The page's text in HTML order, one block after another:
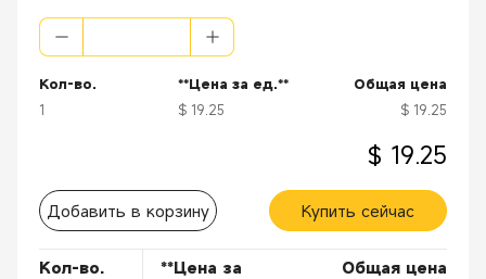
[Безопасный] Оба конца подходят для подключения к стороне
Кол-во.
1
**Цена за ед.**
$ 19.25
Общая цена
$ 19.25
$ 19.25
Добавить в корзину Купить сейчас
Кол-во.
**Цена за
Общая цена